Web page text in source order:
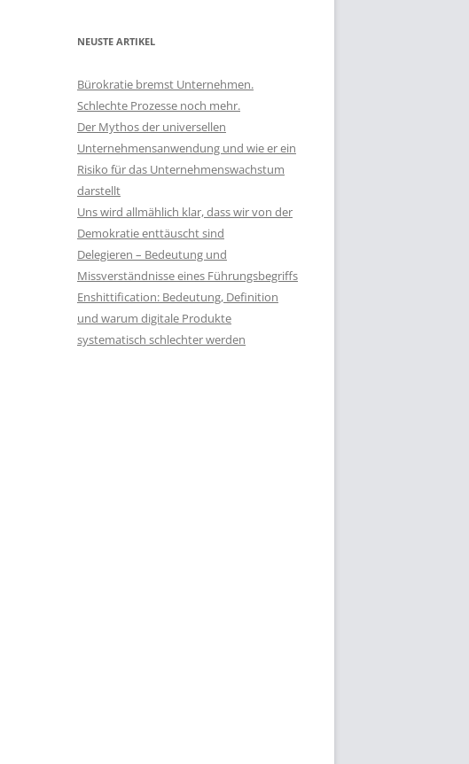
NEUSTE ARTIKEL
Bürokratie bremst Unternehmen.
Schlechte Prozesse noch mehr.
Der Mythos der universellen
Unternehmensanwendung und wie er ein
Risiko für das Unternehmenswachstum
darstellt
Uns wird allmählich klar, dass wir von der
Demokratie enttäuscht sind
Delegieren – Bedeutung und
Missverständnisse eines Führungsbegriffs
Enshittification: Bedeutung, Definition
und warum digitale Produkte
systematisch schlechter werden